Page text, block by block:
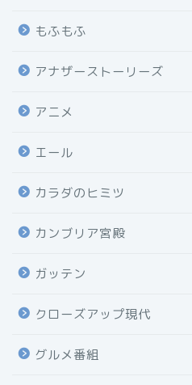
もふもふ
アナザーストーリーズ
アニメ
エール
カラダのヒミツ
カンブリア宮殿
ガッテン
クローズアップ現代
グルメ番組